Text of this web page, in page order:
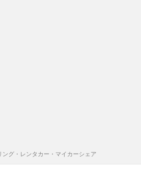
グ・レンタカー・マイカーシェア